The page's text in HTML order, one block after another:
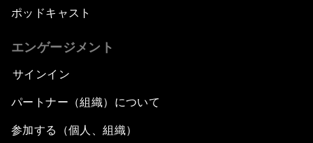
ポッドキャスト
エンゲージメント
サインイン
パートナー（組織）について
参加する（個人、組織）